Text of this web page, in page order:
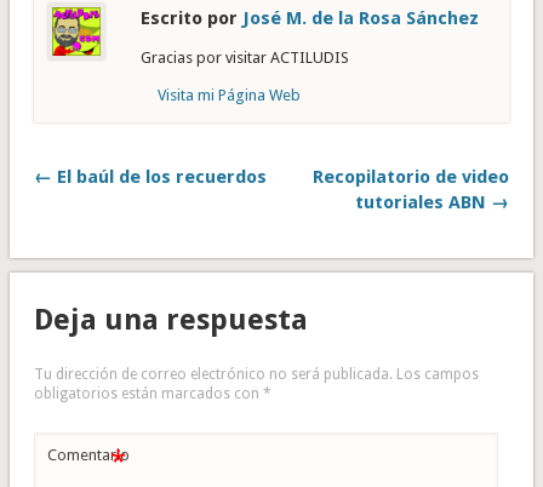
Escrito por José M. de la Rosa Sánchez
Gracias por visitar ACTILUDIS
Visita mi Página Web
← El baúl de los recuerdos
Recopilatorio de video
tutoriales ABN →
Deja una respuesta
Tu dirección de correo electrónico no será publicada. Los campos
obligatorios están marcados con *
Comentario
*